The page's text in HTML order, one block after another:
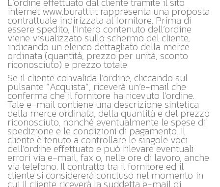
internet www.buratti.it rappresenta una proposta
contrattuale indirizzata al fornitore. Prima di
essere spedito, l’intero contenuto dell’ordine
viene visualizzato sullo schermo del cliente,
indicando un elenco dettagliato della merce
ordinata (quantità, prezzo per unità, sconto
riconosciuto) e prezzo totale.
Se il cliente convalida l’ordine, cliccando sul
pulsante “Acquista”, riceverà un’e-mail che
conferma che il fornitore ha ricevuto l’ordine.
Tale e-mail contiene una descrizione sintetica
della merce ordinata, della quantità e del prezzo
riconosciuto, nonché eventualmente le spese di
spedizione e le condizioni di pagamento. Il
cliente è tenuto a controllare le singole voci
dell’ordine effettuato e può rilevare eventuali
errori via e-mail, fax o, nelle ore di lavoro, anche
via telefono. Il contratto tra il fornitore ed il
cliente si considererà concluso nel momento in
cui il cliente riceverà la suddetta e-mail di